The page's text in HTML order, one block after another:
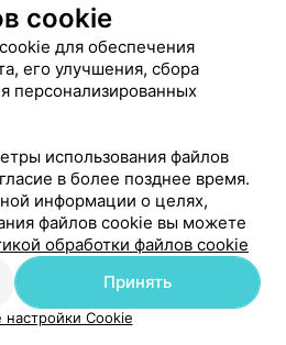
за
cookie
для обеспечения
его улучшения, сбора
персонализированных
использования файлов
в более позднее время.
информации о целях,
файлов cookie вы можете
обработки файлов cookie
Принять
Cookie